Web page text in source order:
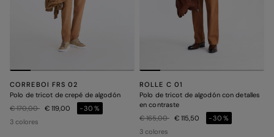
CORREBOI FRS 02
Polo de tricot de crepé de algodón
Precio rebajado de
€ 170,00a € 119,00
-30%
3 colores
ROLLE C 01
Polo de tricot de algodón con detalles
en contraste
Precio rebajado de
€ 165,00a € 115,50
-30%
3 colores